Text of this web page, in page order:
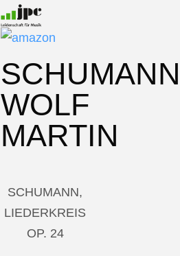
SCHUMANN
WOLF
MARTIN
SCHUMANN,
LIEDERKREIS
OP. 24